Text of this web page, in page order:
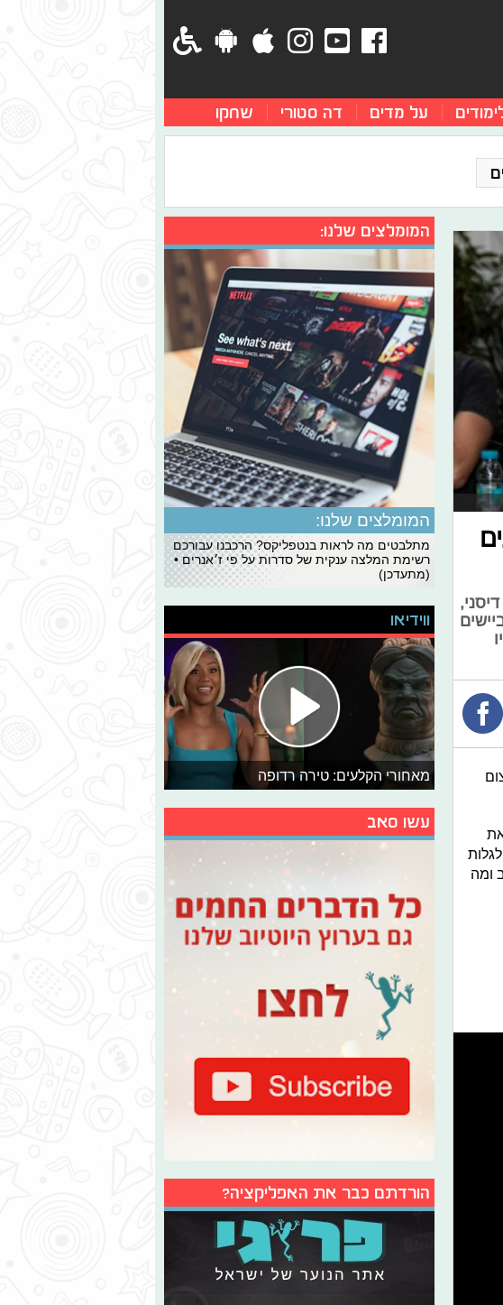
על מדים דה סטורי שחקו
ומה
המומלצים שלנו:
המומלצים שלנו:
מתלבטים מה לראות בנטפליקס? הרכבנו עבורכם
רשימת המלצה ענקית של סדרות על פי ז׳אנרים •
(מתעדכן)
ווידיאו
מאחורי הקלעים: טירה רדופה
עשו סאב
הורדתם כבר את האפליקציה?